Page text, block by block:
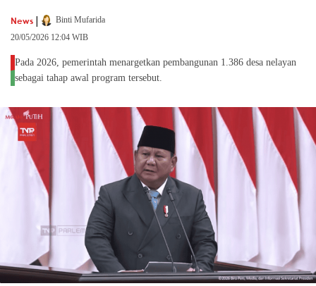
News |
Binti Mufarida
20/05/2026 12:04 WIB
Pada 2026, pemerintah menargetkan pembangunan 1.386 desa nelayan
sebagai tahap awal program tersebut.